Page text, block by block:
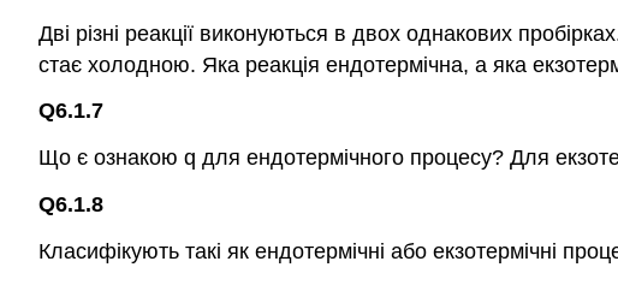
Дві різні реакції виконуються в двох однакових
стає холодною. Яка реакція ендотермічна, а яка
Q6.1.7
Що є ознакою q для ендотермічного процесу? Для
Q6.1.8
Класифікують такі як ендотермічні або екзотермічні